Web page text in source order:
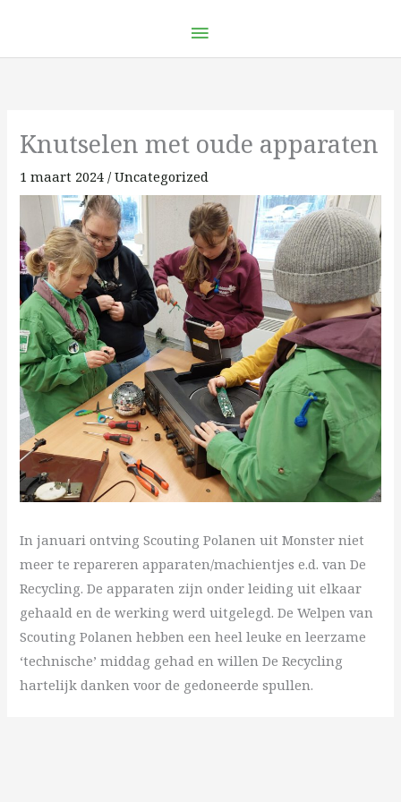
de
Hoofdmenu
Knutselen met oude apparaten
1 maart 2024 /Uncategorized
In januari ontving Scouting Polanen uit Monster niet
meer te repareren apparaten/machientjes e.d. van De
Recycling. De apparaten zijn onder leiding uit elkaar
gehaald en de werking werd uitgelegd. De Welpen van
Scouting Polanen hebben een heel leuke en leerzame
‘technische’ middag gehad en willen De Recycling
hartelijk danken voor de gedoneerde spullen.